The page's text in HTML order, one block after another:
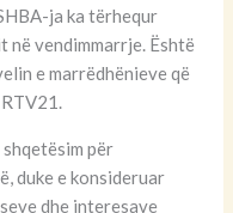
ja ka tërhequr
në vendimmarrje. Është
e marrëdhënieve që
RTV21.
për
duke e konsideruar
dhe interesave